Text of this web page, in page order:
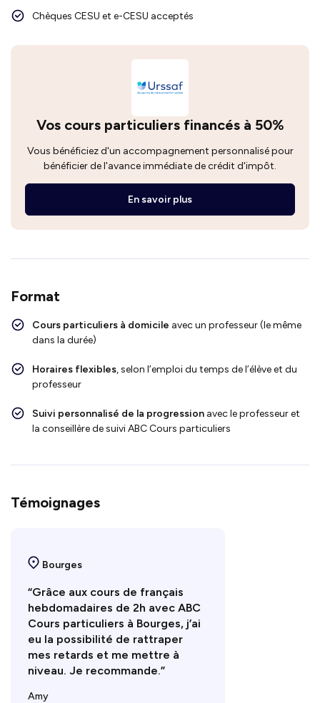
Chèques CESU et e-CESU acceptés
Vos cours particuliers financés à 50%
Vous bénéficiez d'un accompagnement personnalisé pour
bénéficier de l'avance immédiate de crédit d'impôt.
En savoir plus
Format
Cours particuliers à domicile avec un professeur (le même
dans la durée)
Horaires flexibles, selon l’emploi du temps de l’élève et du
professeur
Suivi personnalisé de la progression avec le professeur et
la conseillère de suivi ABC Cours particuliers
Témoignages
Bourges
“Grâce aux cours de français
hebdomadaires de 2h avec ABC
Cours particuliers à Bourges, j’ai
eu la possibilité de rattraper
mes retards et me mettre à
niveau. Je recommande.”
Amy